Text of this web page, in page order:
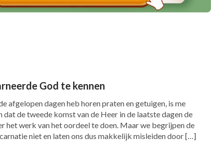
identiteit en essentie bezit, kunnen we
het er weinig toe of het vlees van God
Het heeft meer te maken met het feit dat er
vlees. Geen mens is in staat deze
Als toen de Heer Jezus kwam om Zijn
Zijn woord en werk had ervaren, had
God te kennen
afgelopen dagen heb horen praten en getuigen, is me
de tweede komst van de Heer in de laatste dagen de
het werk van het oordeel te doen. Maar we begrijpen de
niet en laten ons dus makkelijk misleiden door […]